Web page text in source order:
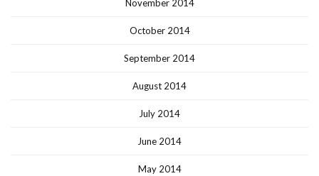
November 2014
October 2014
September 2014
August 2014
July 2014
June 2014
May 2014